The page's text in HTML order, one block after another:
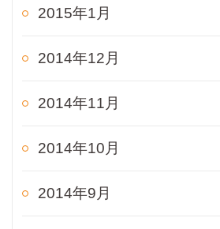
2015年1月
2014年12月
2014年11月
2014年10月
2014年9月